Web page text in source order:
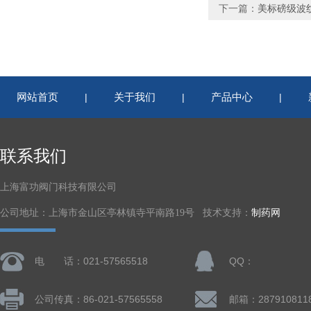
下一篇： 美标磅级波
网站首页 | 关于我们 | 产品中心 |
联系我们
上海富功阀门科技有限公司
公司地址：上海市金山区亭林镇寺平南路19号 技术支持： 制药网
电 话：021-57565518 QQ：
公司传真：86-021-57565558 邮箱：